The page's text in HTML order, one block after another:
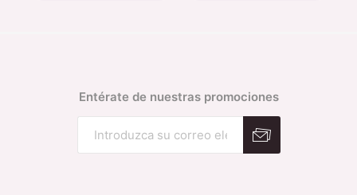
Entérate de nuestras promociones